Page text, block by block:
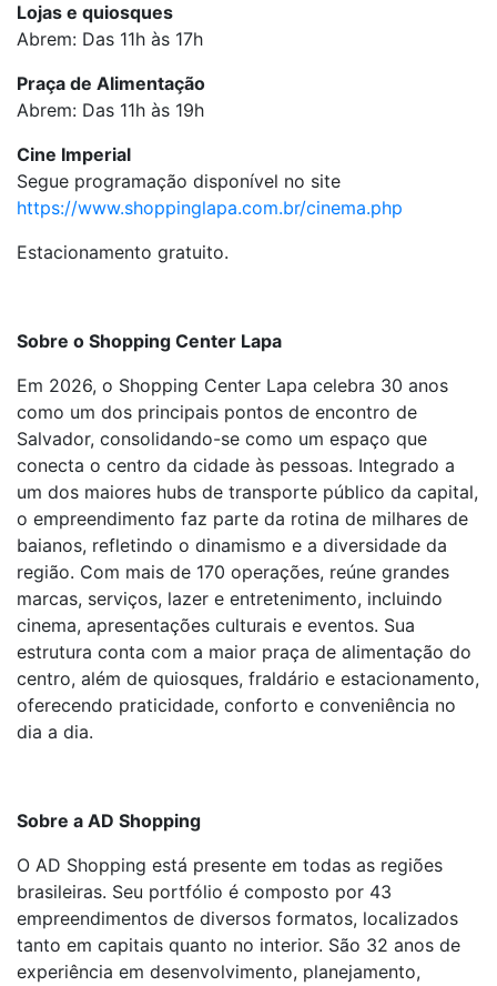
Lojas e quiosques
Abrem: Das 11h às 17h
Praça de Alimentação
Abrem: Das 11h às 19h
Cine Imperial
Segue programação disponível no site
https://www.shoppinglapa.com.br/cinema.php
Estacionamento gratuito.
Sobre o Shopping Center Lapa
Em 2026, o Shopping Center Lapa celebra 30 anos
como um dos principais pontos de encontro de
Salvador, consolidando-se como um espaço que
conecta o centro da cidade às pessoas. Integrado a
um dos maiores hubs de transporte público da capital,
o empreendimento faz parte da rotina de milhares de
baianos, refletindo o dinamismo e a diversidade da
região. Com mais de 170 operações, reúne grandes
marcas, serviços, lazer e entretenimento, incluindo
cinema, apresentações culturais e eventos. Sua
estrutura conta com a maior praça de alimentação do
centro, além de quiosques, fraldário e estacionamento,
oferecendo praticidade, conforto e conveniência no
dia a dia.
Sobre a AD Shopping
O AD Shopping está presente em todas as regiões
brasileiras. Seu portfólio é composto por 43
empreendimentos de diversos formatos, localizados
tanto em capitais quanto no interior. São 32 anos de
experiência em desenvolvimento, planejamento,